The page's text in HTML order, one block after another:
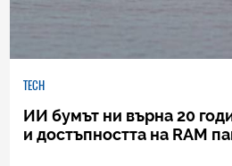
TECH
ИИ бумът ни върна 20
и достъпността на RAM